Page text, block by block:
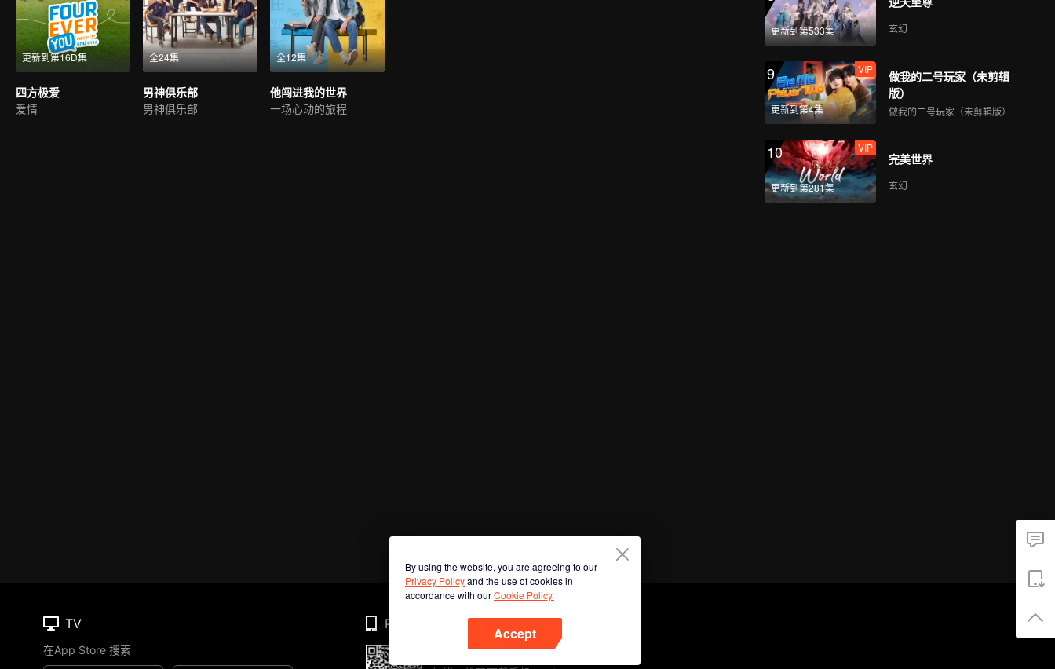
更新到第16D集
四方极爱
爱情
全24集
男神俱乐部
男神俱乐部
全12集
他闯进我的世界
一场心动的旅程
更新到第533集 玄幻
9
更新到第4集
VIP
做我的二号玩家（未剪辑
版）
做我的二号玩家（未剪辑版）
10
更新到第281集
VIP
完美世界
玄幻
By using the website, you are agreeing to our
Privacy Policyand the use of cookies in
accordance with ourCookie Policy.
Accept
TV
在App Store 搜索
Phone